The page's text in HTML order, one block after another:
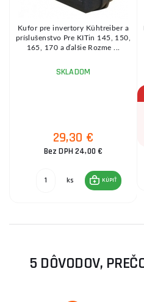
Kufor pre invertory Kühtreiber a
príslušenstvo Pre KITin 145, 150,
165, 170 a ďalšie Rozme ...
SKLADOM
29,30 €
Bez DPH 24,00 €
ks KÚPIŤ
5 DÔVODOV,